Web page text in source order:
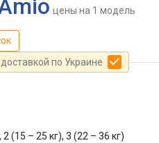
цены на 1 модель
по Украине
2 (15 – 25 кг), 3 (22 – 36 кг)